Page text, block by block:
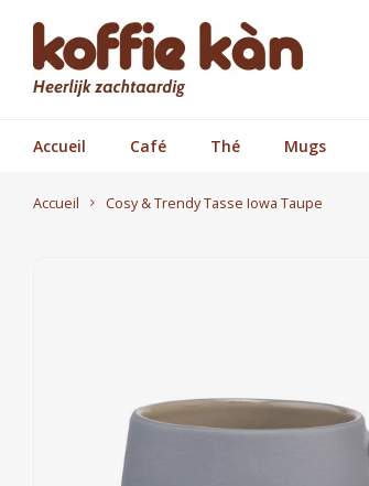
Accueil Café Thé Mugs
Accueil Cosy & Trendy Tasse Iowa Taupe